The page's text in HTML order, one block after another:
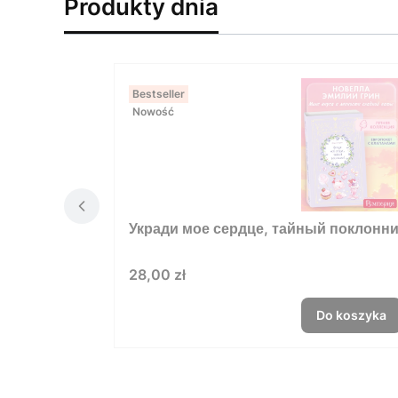
Produkty dnia
Bestseller
Nowość
Укради мое сердце, тайный
Cena
28,00 zł
Do koszyka